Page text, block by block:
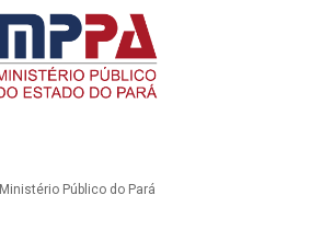
Ministério Público do Pará